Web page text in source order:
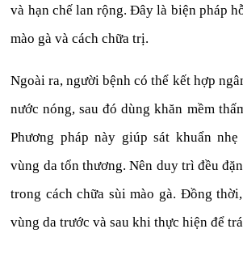
và hạn chế lan rộng. Đây là biện pháp
mào gà và cách chữa trị.
Ngoài ra, người bệnh có thể kết hợp
nước nóng, sau đó dùng khăn mềm
Phương pháp này giúp sát khuẩn
vùng da tổn thương. Nên duy trì đều
trong cách chữa sùi mào gà. Đồng
vùng da trước và sau khi thực hiện để